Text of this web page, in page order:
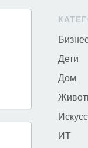
Дети
Дом
ИТ